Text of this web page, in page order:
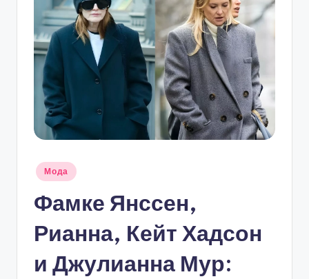
Опубликовано
Мода
Фамке Янссен,
Рианна, Кейт Хадсон
и Джулианна Мур: